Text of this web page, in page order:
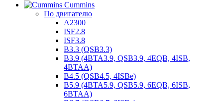
Cummins
По двигателю
A2300
ISF2.8
ISF3.8
B3.3 (QSB3.3)
B3.9 (4BTA3.9, QSB3.9, 4EQB, 4ISB,
4BTAA)
B4.5 (QSB4.5, 4ISBe)
B5.9 (4BTA5.9, QSB5.9, 6EQB, 6ISB,
6BTAA)